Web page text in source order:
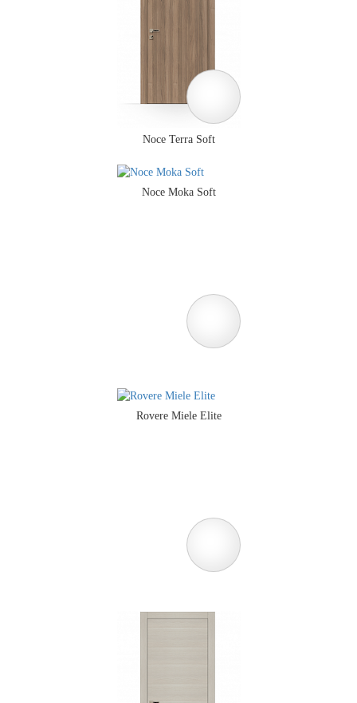
Noce Terra Soft
Noce Moka Soft
Rovere Miele Elite